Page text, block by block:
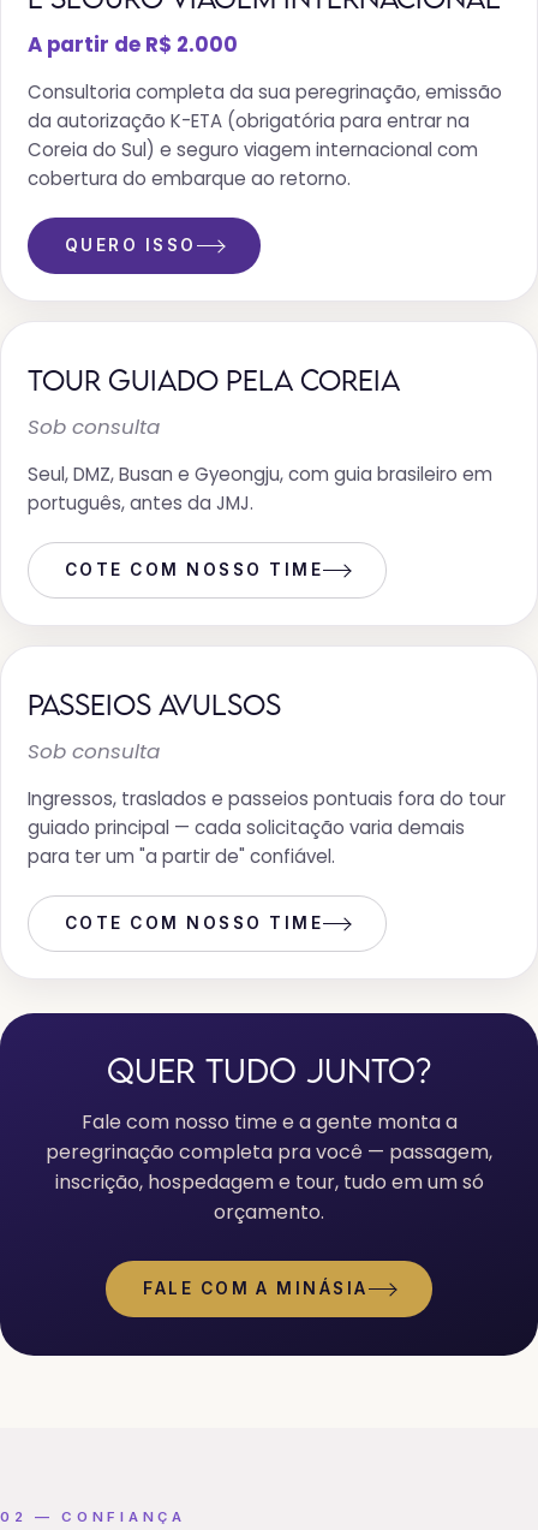
A partir de R$ 2.000
Consultoria completa da sua peregrinação, emissão
da autorização K-ETA (obrigatória para entrar na
Coreia do Sul) e seguro viagem internacional com
cobertura do embarque ao retorno.
QUERO ISSO
TOUR GUIADO PELA COREIA
Sob consulta
Seul, DMZ, Busan e Gyeongju, com guia brasileiro em
português, antes da JMJ.
COTE COM NOSSO TIME
PASSEIOS AVULSOS
Sob consulta
Ingressos, traslados e passeios pontuais fora do tour
guiado principal — cada solicitação varia demais
para ter um "a partir de" confiável.
COTE COM NOSSO TIME
QUER TUDO JUNTO?
Fale com nosso time e a gente monta a
peregrinação completa pra você — passagem,
inscrição, hospedagem e tour, tudo em um só
orçamento.
FALE COM A MINÁSIA
02 — CONFIANÇA